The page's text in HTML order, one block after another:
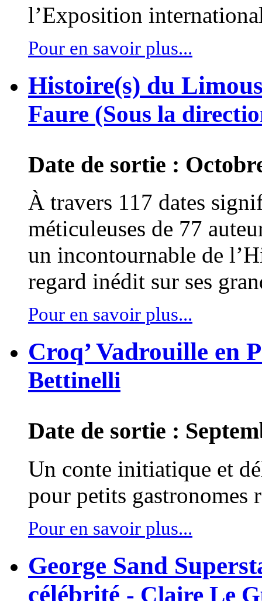
lʼExposition
Pour en savoir plus...
Histoire(s) du
Faure (Sous la
Date de sortie :
À travers 117 dates
méticuleuses de 77
un incontournable de
regard inédit sur ses
Pour en savoir plus...
Croq’ Vadrouille en
Bettinelli
Date de sortie :
Un conte initiatique et
pour petits gastronomes
Pour en savoir plus...
George Sand
célébrité - Claire Le